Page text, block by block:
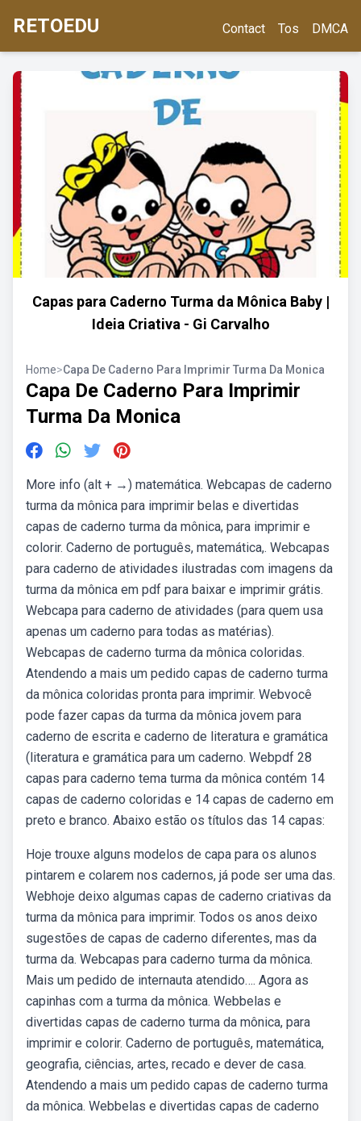
RETOEDU Contact Tos DMCA
Capas para Caderno Turma da Mônica Baby |
Ideia Criativa - Gi Carvalho
Home>Capa De Caderno Para Imprimir Turma Da Monica
Capa De Caderno Para Imprimir
Turma Da Monica
More info (alt + →) matemática. Webcapas de caderno
turma da mônica para imprimir belas e divertidas
capas de caderno turma da mônica, para imprimir e
colorir. Caderno de português, matemática,. Webcapas
para caderno de atividades ilustradas com imagens da
turma da mônica em pdf para baixar e imprimir grátis.
Webcapa para caderno de atividades (para quem usa
apenas um caderno para todas as matérias).
Webcapas de caderno turma da mônica coloridas.
Atendendo a mais um pedido capas de caderno turma
da mônica coloridas pronta para imprimir. Webvocê
pode fazer capas da turma da mônica jovem para
caderno de escrita e caderno de literatura e gramática
(literatura e gramática para um caderno. Webpdf 28
capas para caderno tema turma da mônica contém 14
capas de caderno coloridas e 14 capas de caderno em
preto e branco. Abaixo estão os títulos das 14 capas:
Hoje trouxe alguns modelos de capa para os alunos
pintarem e colarem nos cadernos, já pode ser uma das.
Webhoje deixo algumas capas de caderno criativas da
turma da mônica para imprimir. Todos os anos deixo
sugestões de capas de caderno diferentes, mas da
turma da. Webcapas para caderno turma da mônica.
Mais um pedido de internauta atendido…. Agora as
capinhas com a turma da mônica. Webbelas e
divertidas capas de caderno turma da mônica, para
imprimir e colorir. Caderno de português, matemática,
geografia, ciências, artes, recado e dever de casa.
Atendendo a mais um pedido capas de caderno turma
da mônica. Webbelas e divertidas capas de caderno